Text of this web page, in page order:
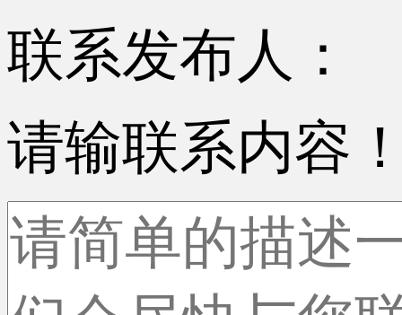
联系发布人：
请输联系内容